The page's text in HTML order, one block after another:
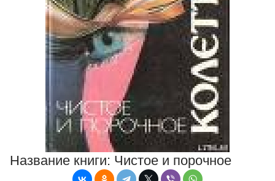
Название книги: Чистое и порочное